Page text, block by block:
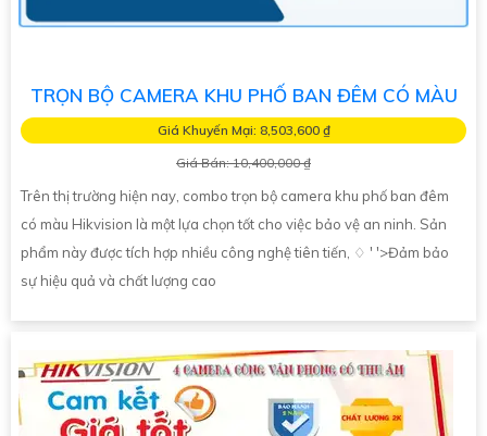
TRỌN BỘ CAMERA KHU PHỐ BAN ĐÊM CÓ MÀU
Giá Khuyến Mại: 8,503,600 ₫
Giá Bán: 10,400,000 ₫
Trên thị trường hiện nay, combo trọn bộ camera khu phố ban đêm
có màu Hikvision là một lựa chọn tốt cho việc bảo vệ an ninh. Sản
phẩm này được tích hợp nhiều công nghệ tiên tiến, ♢ ' '>Đảm bảo
sự hiệu quả và chất lượng cao